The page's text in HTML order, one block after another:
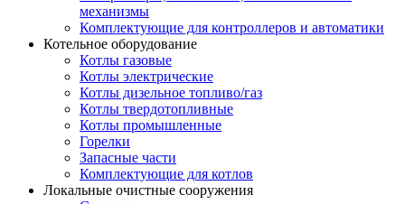
механизмы
Комплектующие для контроллеров и автоматики
Котельное оборудование
Котлы газовые
Котлы электрические
Котлы дизельное топливо/газ
Котлы твердотопливные
Котлы промышленные
Горелки
Запасные части
Комплектующие для котлов
Локальные очистные сооружения